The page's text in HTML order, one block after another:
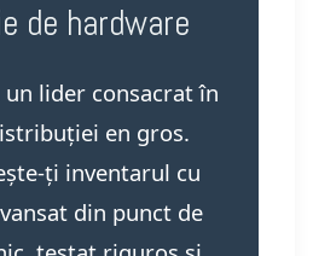
de hardware
un lider consacrat în
en gros.
ți inventarul cu
din punct de